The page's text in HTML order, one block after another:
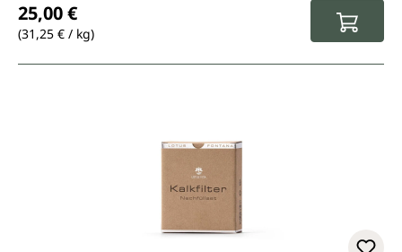
25,00 €
(31,25 € / kg)